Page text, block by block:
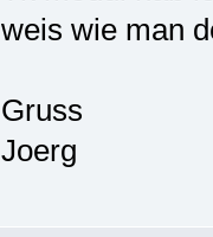
weis wie man
Gruss
Joerg